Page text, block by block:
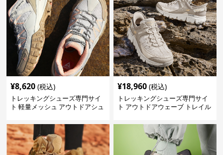
¥8,620 (税込)
トレッキングシューズ専門サイ
ト 軽量メッシュ アウトドアシュ
¥18,960 (税込)
トレッキングシューズ専門サイ
ト アウトドアウェーブ トレイル